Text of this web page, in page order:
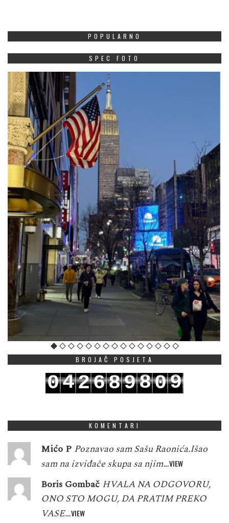
POPULARNO
SPEC FOTO
BROJAČ POSJETA
042689809
KOMENTARI
Mićo P Poznavao sam Sašu Raonića.Išao
sam na izviđače skupa sa njim…VIEW
Boris Gombač HVALA NA ODGOVORU,
ONO STO MOGU, DA PRATIM PREKO
VASE…VIEW